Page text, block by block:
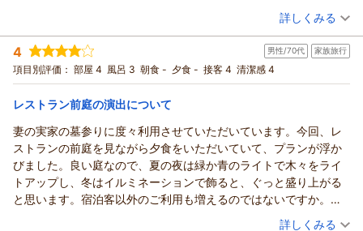
（投稿日：2026/07/19）
宿泊時期： 2026年07月宿泊 (夫婦旅行)
投稿者： +さん(男性/50代)
宿泊プラン： 2食付(夕定食、朝食)プラン ≪駐車場無料≫
朝・夕
宿泊価格帯： 12,001～13,000円(大人一人あたり/税込)
ホテル緑清荘からの返信
この度は当ホテルに御宿泊頂きましてありがとうございます。
また、口コミにもご投稿頂き重ねて御礼申し上げます。ご滞在
中はご満足いただけたようでありがたく存じます。これからも
お客様にご満足いただける要スタッフ一同精進してまいりま
詳しくみる
4 男性/70代 家族旅行
項目別評価： 部屋 4 風呂 3 朝食 - 夕食 - 接客 4 清潔感 4
レストラン前庭の演出について
妻の実家の墓参りに度々利用させていただいています。今回、レ
ストランの前庭を見ながら夕食をいただいていて、プランが浮か
びました。良い庭なので、夏の夜は緑か青のライトで木々をライ
トアップし、冬はイルミネーションで飾ると、ぐっと盛り上がる
と思います。宿泊客以外のご利用も増えるのではないですか。一
方、良い温泉なのですが、日帰り入浴の方とは別の大浴場をご用
（投稿日：2026/07/12）
詳しくみる